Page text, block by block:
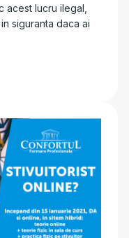
acest lucru ilegal,
siguranta daca ai